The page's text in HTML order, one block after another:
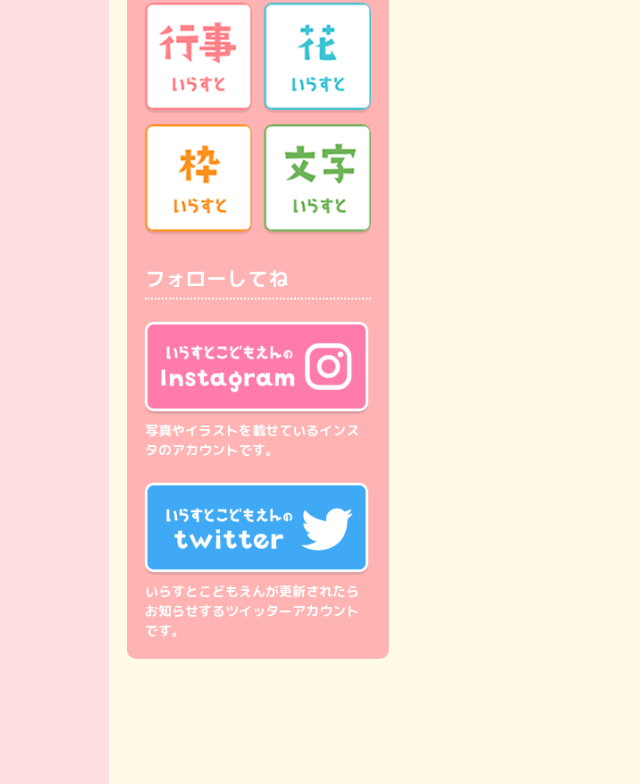
フォローしてね
写真やイラストを載せているインス
タのアカウントです。
いらすとこどもえんが更新されたら
お知らせするツイッターアカウント
です。